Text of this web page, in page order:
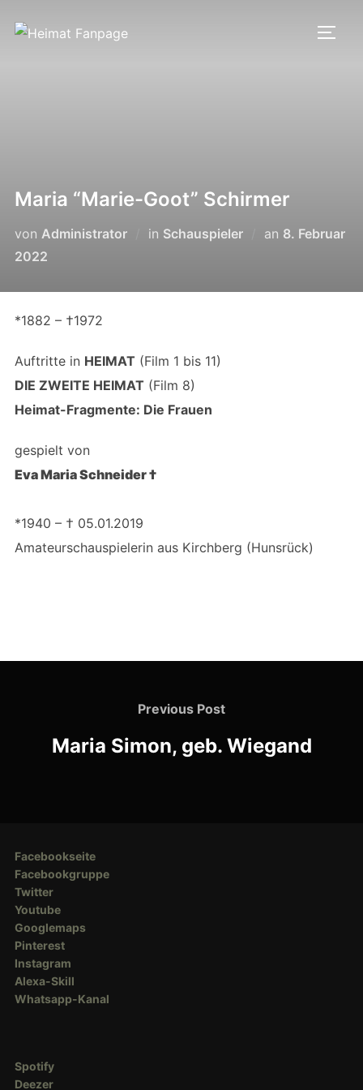
Inhalt
Maria “Marie-Goot” Schirmer
von Administrator in Schauspieler an 8. Februar
2022
*1882 – †1972
Auftritte in HEIMAT (Film 1 bis 11)
DIE ZWEITE HEIMAT (Film 8)
Heimat-Fragmente: Die Frauen
gespielt von
Eva Maria Schneider †
*1940 – † 05.01.2019
Amateurschauspielerin aus Kirchberg (Hunsrück)
Previous
Previous Post
Maria Simon, geb. Wiegand
Facebookseite
Facebookgruppe
Twitter
Youtube
Googlemaps
Pinterest
Instagram
Alexa-Skill
Whatsapp-Kanal
Spotify
Deezer